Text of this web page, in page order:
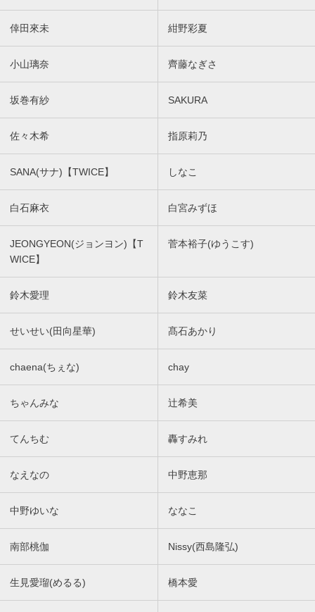
倖田來未 紺野彩夏
小山璃奈 齊藤なぎさ
坂巻有紗 SAKURA
佐々木希 指原莉乃
SANA(サナ)【TWICE】 しなこ
白石麻衣 白宮みずほ
JEONGYEON(ジョンヨン)【T
WICE】
菅本裕子(ゆうこす)
鈴木愛理 鈴木友菜
せいせい(田向星華) 髙石あかり
chaena(ちぇな) chay
ちゃんみな 辻希美
てんちむ 轟すみれ
なえなの 中野恵那
中野ゆいな ななこ
南部桃伽 Nissy(西島隆弘)
生見愛瑠(めるる) 橋本愛